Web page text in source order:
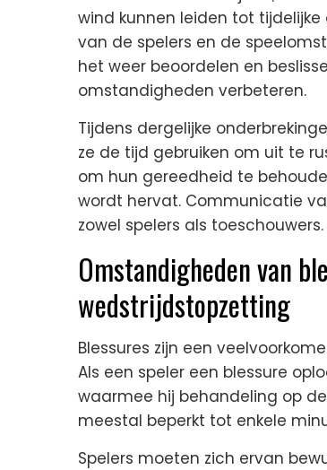
wind kunnen leiden tot
van de spelers en de
het weer beoordelen en
omstandigheden verbeteren.
Tijdens dergelijke
ze de tijd gebruiken om uit te
om hun gereedheid te
wordt hervat. Communicatie
zowel spelers als toeschouwers.
Omstandigheden van
wedstrijdstopzetting
Blessures zijn een
Als een speler een blessure
waarmee hij behandeling op
meestal beperkt tot enkele
Spelers moeten zich ervan